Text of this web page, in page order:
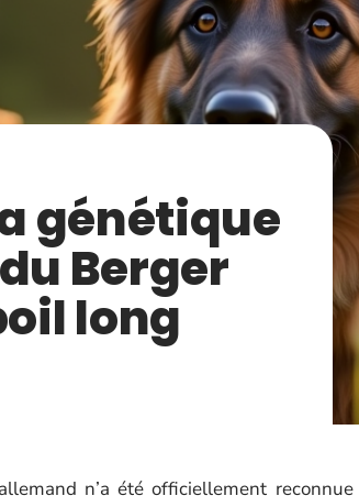
génétique
Berger
long
n’a été officiellement